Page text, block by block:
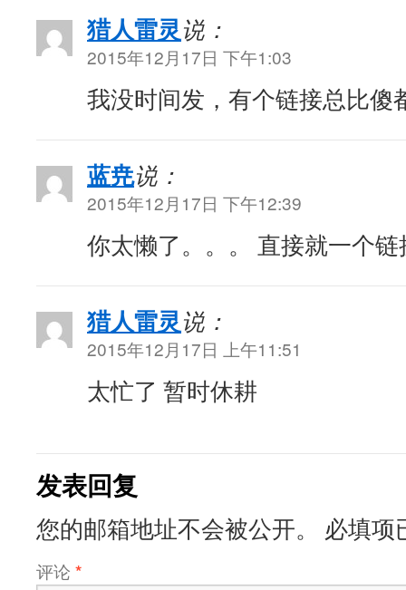
猎人雷灵说：
2015年12月17日 下午1:03
我没时间发，有个链接总比傻
蓝尭说：
2015年12月17日 下午12:39
你太懒了。。。 直接就一个链
猎人雷灵说：
2015年12月17日 上午11:51
太忙了 暂时休耕
发表回复
您的邮箱地址不会被公开。 必填项
评论 *